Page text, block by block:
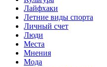
Лайфхаки
Летние виды спорта
Личный счет
Люди
Места
Мнения
Мода